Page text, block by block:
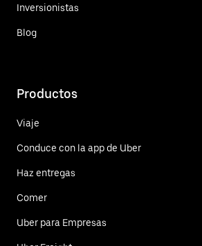
Inversionistas
Blog
Productos
Viaje
Conduce con la app de Uber
Haz entregas
Comer
Uber para Empresas